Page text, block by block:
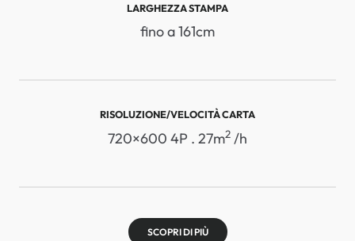
LARGHEZZA STAMPA
fino a 161cm
RISOLUZIONE/VELOCITÀ CARTA
720×600 4P . 27m2 /h
SCOPRI DI PIÙ